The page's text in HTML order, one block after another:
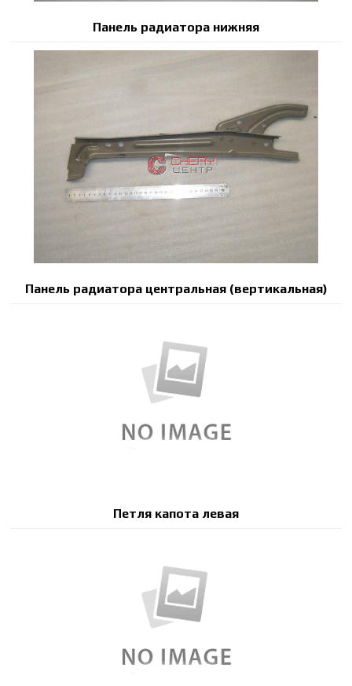
Панель радиатора нижняя
Панель радиатора центральная (вертикальная)
Петля капота левая